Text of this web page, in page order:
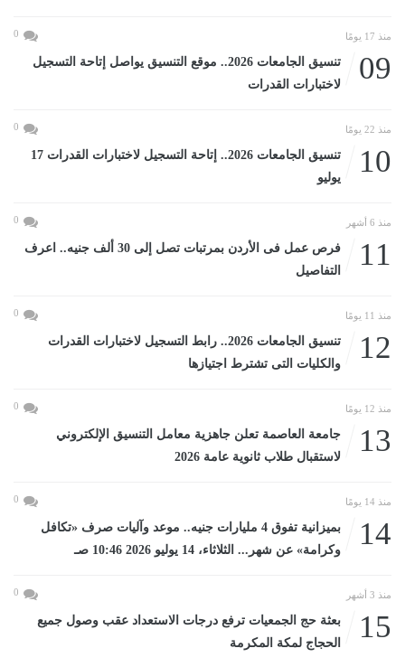
منذ 17 يومًا 0
09
تنسيق الجامعات 2026.. موقع التنسيق يواصل إتاحة التسجيل
لاختبارات القدرات
منذ 22 يومًا 0
10
تنسيق الجامعات 2026.. إتاحة التسجيل لاختبارات القدرات 17
يوليو
منذ 6 أشهر 0
11
فرص عمل فى الأردن بمرتبات تصل إلى 30 ألف جنيه.. اعرف
التفاصيل
منذ 11 يومًا 0
12
تنسيق الجامعات 2026.. رابط التسجيل لاختبارات القدرات
والكليات التى تشترط اجتيازها
منذ 12 يومًا 0
13
جامعة العاصمة تعلن جاهزية معامل التنسيق الإلكتروني
لاستقبال طلاب ثانوية عامة 2026
منذ 14 يومًا 0
14
بميزانية تفوق 4 مليارات جنيه.. موعد وآليات صرف «تكافل
وكرامة» عن شهر... الثلاثاء، 14 يوليو 2026 10:46 صـ
منذ 3 أشهر 0
15
بعثة حج الجمعيات ترفع درجات الاستعداد عقب وصول جميع
الحجاج لمكة المكرمة